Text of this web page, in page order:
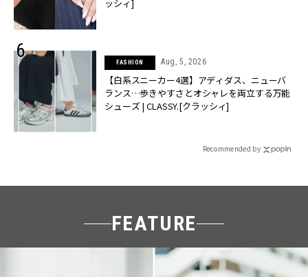
ッシィ]
FASHION Aug, 5, 2026
【白系スニーカー4選】アディダス、ニューバ
ランス…歩きやすさとオシャレを両立する万能
シューズ | CLASSY.[クラッシィ]
Recommended by
FEATURE